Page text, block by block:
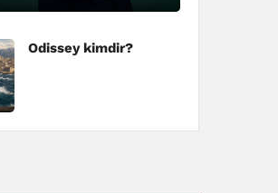
Odissey kimdir?